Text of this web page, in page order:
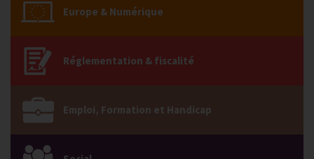
Europe & Numérique
Réglementation & fiscalité
Emploi, Formation et Handicap